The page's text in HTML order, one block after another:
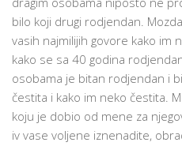
bilo koji drugi rodjendan.
vasih najmilijih govore kako im
kako se sa 40 godina
osobama je bitan rodjendan i
čestita i kako im neko čestita.
koju je dobio od mene za
iv vase voljene iznenadite,